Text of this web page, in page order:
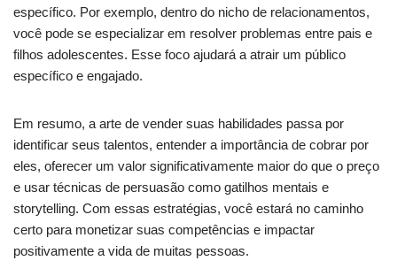
específico. Por exemplo, dentro do nicho de relacionamentos,
você pode se especializar em resolver problemas entre pais e
filhos adolescentes. Esse foco ajudará a atrair um público
específico e engajado.
Em resumo, a arte de vender suas habilidades passa por
identificar seus talentos, entender a importância de cobrar por
eles, oferecer um valor significativamente maior do que o preço
e usar técnicas de persuasão como gatilhos mentais e
storytelling. Com essas estratégias, você estará no caminho
certo para monetizar suas competências e impactar
positivamente a vida de muitas pessoas.